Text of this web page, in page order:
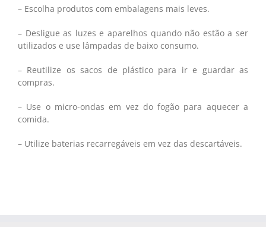
– Escolha produtos com embalagens mais leves.
– Desligue as luzes e aparelhos quando não estão a ser
utilizados e use lâmpadas de baixo consumo.
– Reutilize os sacos de plástico para ir e guardar as
compras.
– Use o micro-ondas em vez do fogão para aquecer a
comida.
– Utilize baterias recarregáveis em vez das descartáveis.